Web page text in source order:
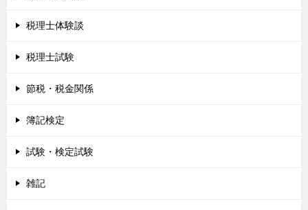
税理士体験談
税理士試験
節税・税金関係
簿記検定
試験・検定試験
雑記